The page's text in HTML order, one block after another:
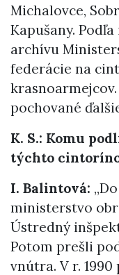
Michalovce,
Kapušany.
archívu
federácie na
pochované
K. S.: Komu
týchto
I. Balintová:
ministerstvo
Ústredný
Potom prešli
vnútra. V r.